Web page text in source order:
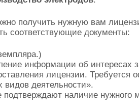
получить нужную вам
соответствующие документы:
информации об интересах
лицензии. Требуется
видов деятельности».
подтверждают наличие